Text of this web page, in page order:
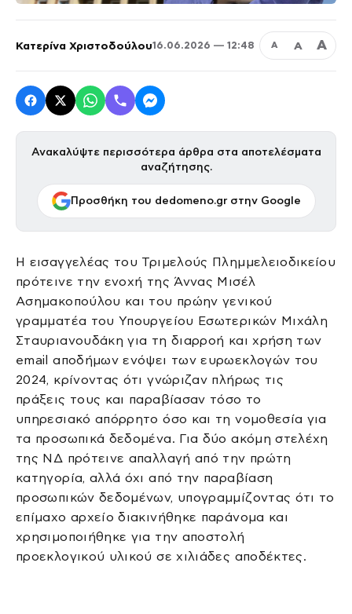
Κατερίνα Χριστοδούλου16.06.2026 — 12:48 Α Α Α
Ανακαλύψτε περισσότερα άρθρα στα αποτελέσματα
αναζήτησης.
Προσθήκη του dedomeno.gr στην Google
Η εισαγγελέας του Τριμελούς Πλημμελειοδικείου
πρότεινε την ενοχή της Άννας Μισέλ
Ασημακοπούλου και του πρώην γενικού
γραμματέα του Υπουργείου Εσωτερικών Μιχάλη
Σταυριανουδάκη για τη διαρροή και χρήση των
email αποδήμων ενόψει των ευρωεκλογών του
2024, κρίνοντας ότι γνώριζαν πλήρως τις
πράξεις τους και παραβίασαν τόσο το
υπηρεσιακό απόρρητο όσο και τη νομοθεσία για
τα προσωπικά δεδομένα. Για δύο ακόμη στελέχη
της ΝΔ πρότεινε απαλλαγή από την πρώτη
κατηγορία, αλλά όχι από την παραβίαση
προσωπικών δεδομένων, υπογραμμίζοντας ότι το
επίμαχο αρχείο διακινήθηκε παράνομα και
χρησιμοποιήθηκε για την αποστολή
προεκλογικού υλικού σε χιλιάδες αποδέκτες.